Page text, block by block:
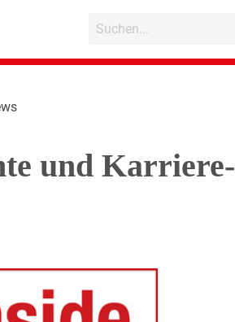
und Karriere-